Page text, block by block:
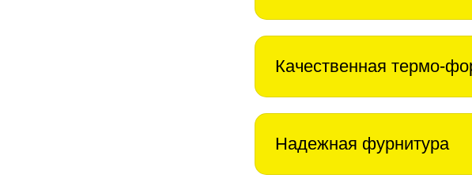
Качественная термо-
Надежная фурнитура